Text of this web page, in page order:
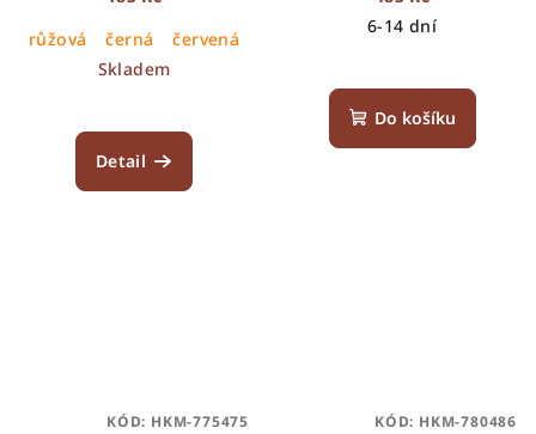
růžová
černá červená
oranžová
Skladem
Detail
6-14 dní
Do košíku
KÓD: HKM-775475 KÓD: HKM-780486